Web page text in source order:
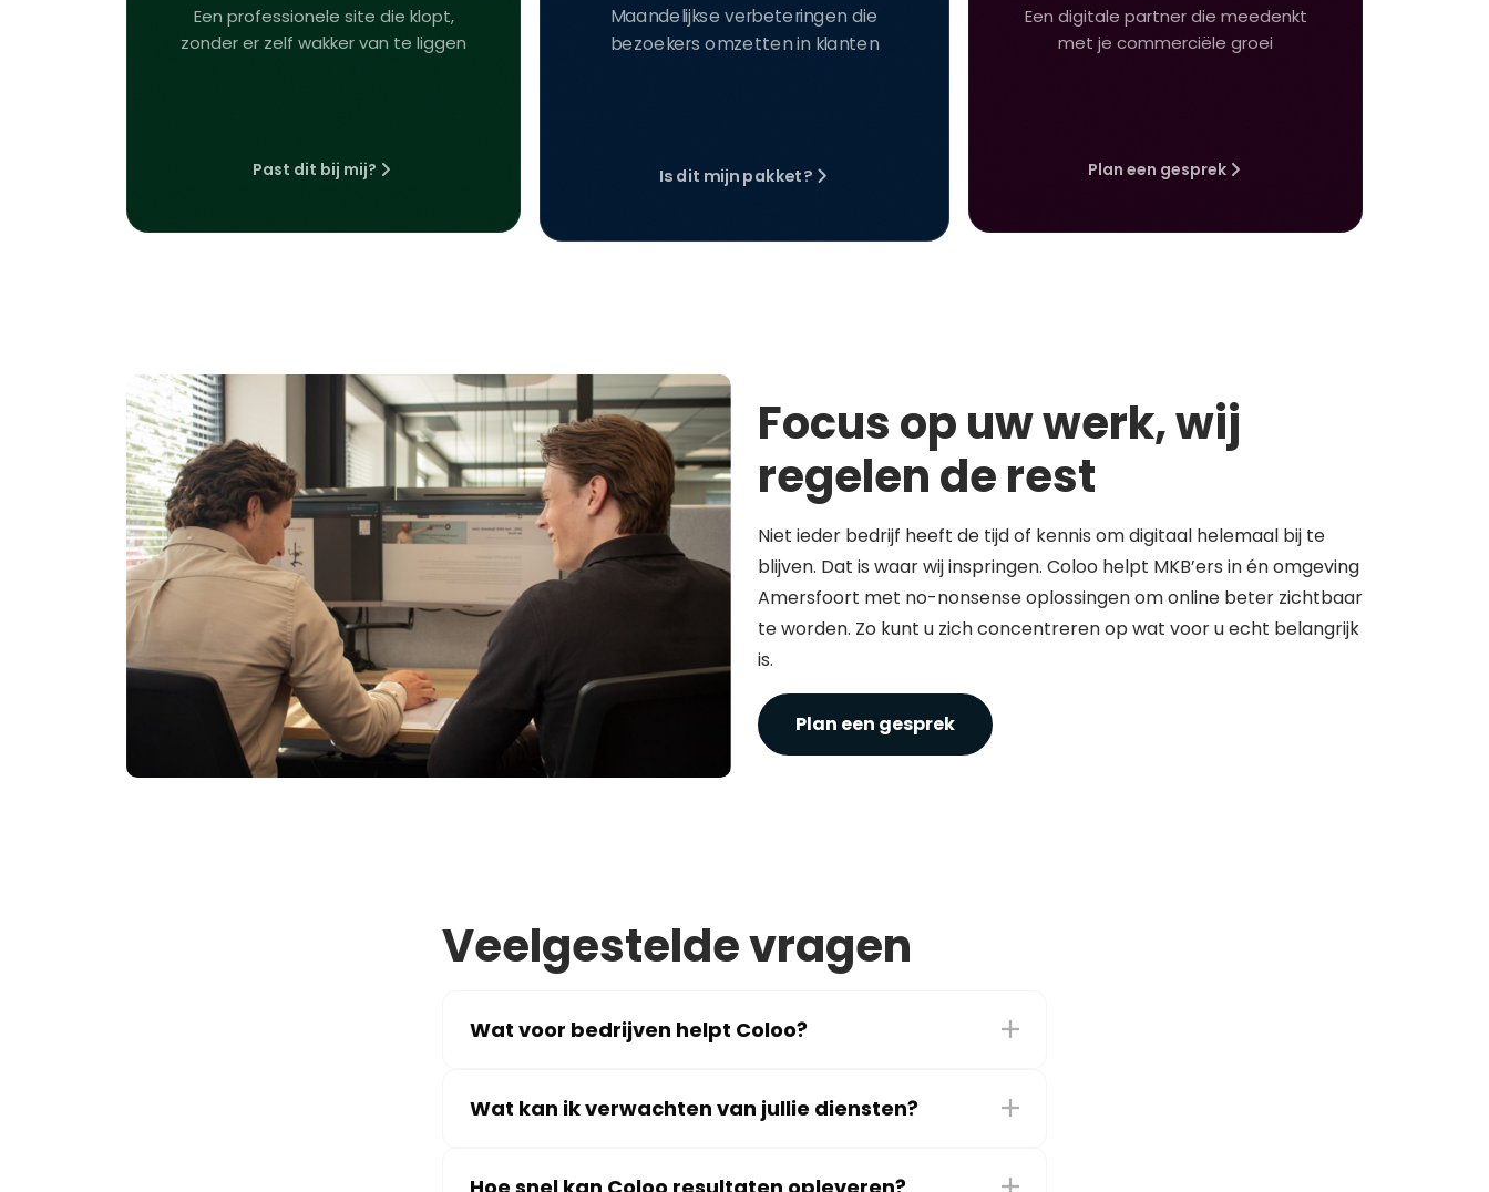
Een professionele site die klopt,
zonder er zelf wakker van te liggen
Past dit bij mij?
Maandelijkse verbeteringen die
bezoekers omzetten in klanten
Is dit mijn pakket?
Een digitale partner die meedenkt
met je commerciële groei
Plan een gesprek
Focus op uw werk, wij
regelen de rest
Niet ieder bedrijf heeft de tijd of kennis om digitaal helemaal bij te
blijven. Dat is waar wij inspringen. Coloo helpt MKB’ers in én omgeving
Amersfoort met no-nonsense oplossingen om online beter zichtbaar
te worden. Zo kunt u zich concentreren op wat voor u echt belangrijk
is.
Plan een gesprek
Veelgestelde vragen
Wat voor bedrijven helpt Coloo?
Wat kan ik verwachten van jullie diensten?